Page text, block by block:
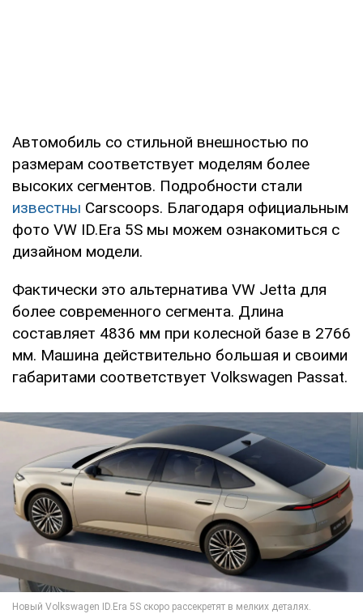
Автомобиль со стильной внешностью по
размерам соответствует моделям более
высоких сегментов. Подробности стали
известны Carscoops. Благодаря официальным
фото VW ID.Era 5S мы можем ознакомиться с
дизайном модели.
Фактически это альтернатива VW Jetta для
более современного сегмента. Длина
составляет 4836 мм при колесной базе в 2766
мм. Машина действительно большая и своими
габаритами соответствует Volkswagen Passat.